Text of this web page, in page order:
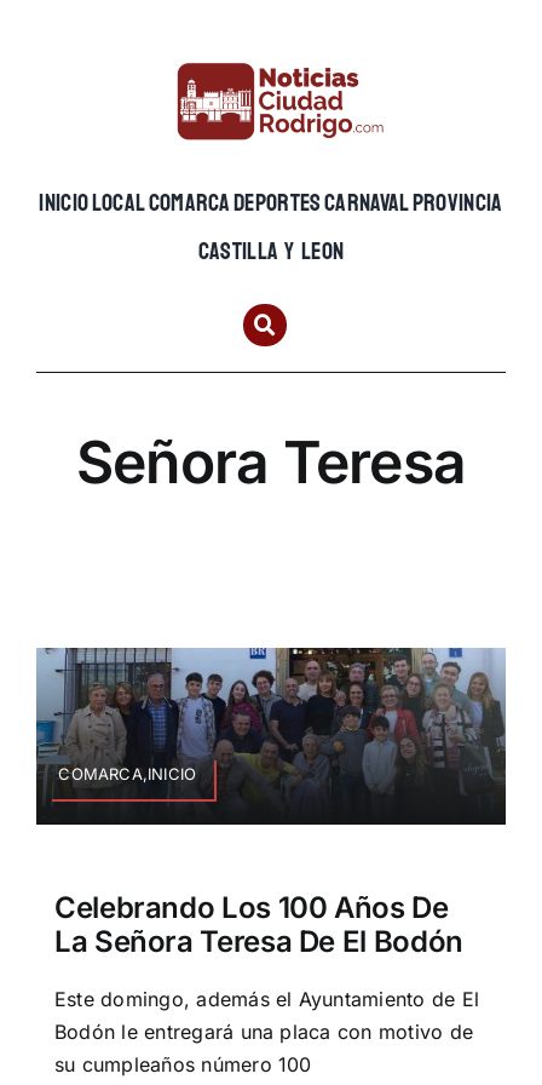
INICIOLOCALCOMARCADEPORTESCARNAVALPROVINCIA
CASTILLA Y LEON
Señora Teresa
COMARCA,INICIO
Celebrando Los 100 Años De
La Señora Teresa De El Bodón
Este domingo, además el Ayuntamiento de El
Bodón le entregará una placa con motivo de
su cumpleaños número 100